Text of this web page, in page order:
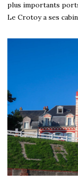
plus importants
Le Crotoy a ses